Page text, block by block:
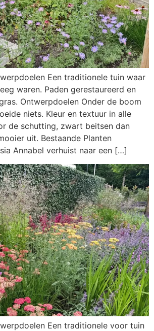
Een traditionele tuin waar
waren. Paden gerestaureerd en
Ontwerpdoelen Onder de boom
niets. Kleur en textuur in alle
de schutting, zwart beitsen dan
uit. Bestaande Planten
Annabel verhuist naar een […]
Een traditionele voor tuin